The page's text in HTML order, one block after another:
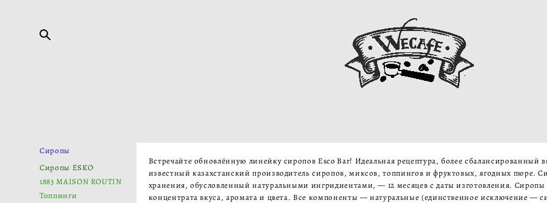
Сиропы
Сиропы ESKO
1883 MAISON ROUTIN
Топпинги
Встречайте обновлённую линейку сиропов Esco Bar! Идеальная рецептура, более сбалансированный
известный казахстанский производитель сиропов, миксов, топпингов и фруктовых, ягодных
хранения, обусловленный натуральными ингридиентами, — 12 месяцев с даты изготовления. Сиропы
концентрата вкуса, аромата и цвета. Все компоненты — натуральные (единственное исключение —